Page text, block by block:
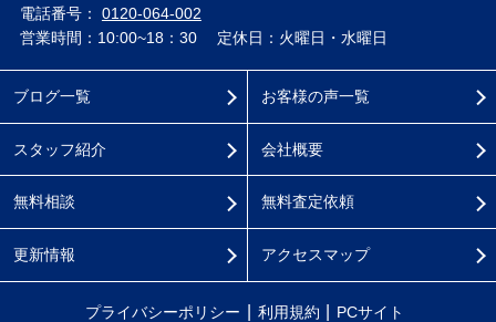
電話番号： 0120-064-002
営業時間：10:00~18：30
定休日：火曜日・水曜日
ブログ一覧
スタッフ紹介
無料相談
更新情報
お客様の声一覧
会社概要
無料査定依頼
アクセスマップ
プライバシーポリシー 利用規約
PCサイト